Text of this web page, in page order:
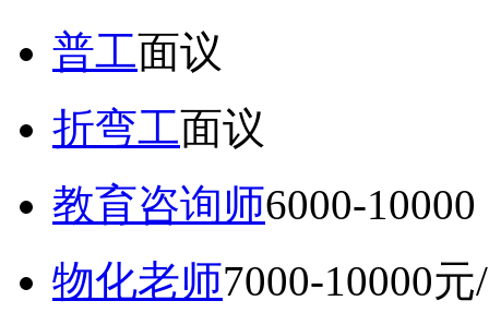
普工面议
折弯工面议
教育咨询师6000-
物化老师7000-10000元